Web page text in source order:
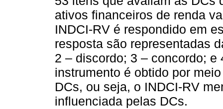
ativos financeiros de renda
INDCI-RV é respondido em
resposta são representadas
2 – discordo; 3 – concordo;
instrumento é obtido por
DCs, ou seja, o INDCI-RV
influenciada pelas DCs.